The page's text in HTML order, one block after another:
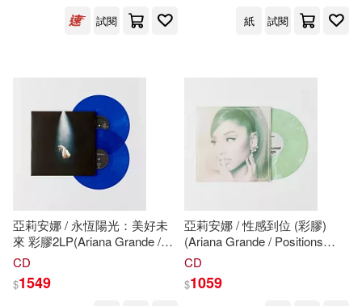
（美）希利爾(29)
Milkyway(28)
上海淘米網絡科技有限公司著(28)
合肥工業大學出版社(175)
中國醫藥科技出版社(171)
二十一世紀出版社(171)
Chandos(167)
上揚(166)
試閱
紙
試閱
亞莉安娜 / 永恆陽光：美好未
來 彩膠2LP(Ariana Grande /
eternal sunshine deluxe:
vinyl 2LP)
CD
$1549
亞莉安娜 / 性感到位 (彩膠)
(Ariana Grande / Positions
coloured vinyl)
CD
$1059